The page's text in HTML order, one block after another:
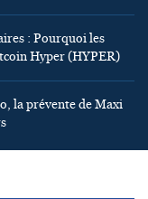
: Pourquoi les
Hyper (HYPER)
la prévente de Maxi